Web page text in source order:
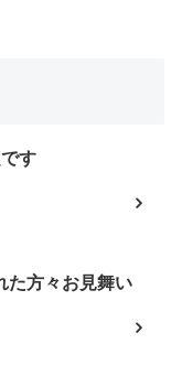
す
た方々お見舞い